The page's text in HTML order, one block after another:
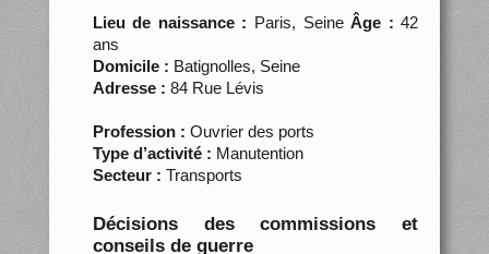
Lieu de naissance : Paris, SeineÂge : 42
ans
Domicile : Batignolles, Seine
Adresse : 84 Rue Lévis
Profession : Ouvrier des ports
Type d’activité : Manutention
Secteur : Transports
Décisions des commissions et
conseils de guerre